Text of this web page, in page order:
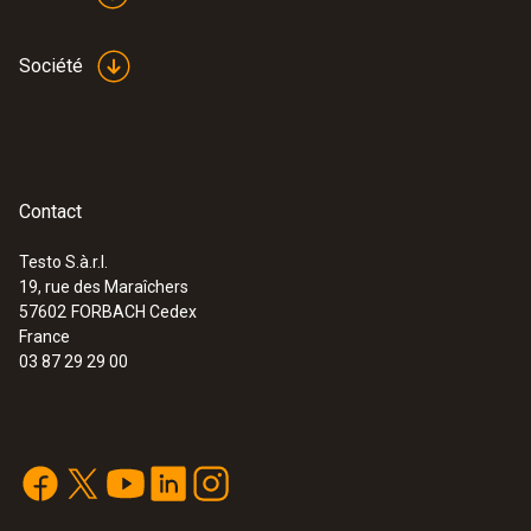
Société
Contact
Testo S.à.r.l.
19, rue des Maraîchers
57602 FORBACH Cedex
France
03 87 29 29 00